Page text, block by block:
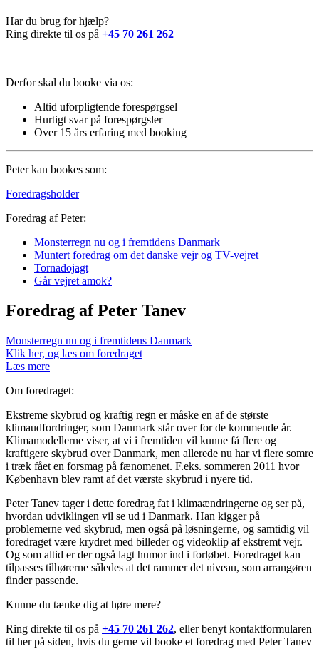
Har du brug for hjælp?
Ring direkte til os på +45 70 261 262
Derfor skal du booke via os:
Altid uforpligtende forespørgsel
Hurtigt svarpå forespørgsler
Over 15 års erfaring med booking
Peter kan bookes som:
Foredragsholder
Foredrag af Peter:
Monsterregn nu og i fremtidens Danmark
Muntert foredrag om det danske vejr og TV-vejret
Tornadojagt
Går vejret amok?
Foredrag af Peter Tanev
Monsterregn nu og i fremtidens Danmark
Klik her, og læs om foredraget
Læs mere
Om foredraget:
Ekstreme skybrud og kraftig regn er måske en af de største
klimaudfordringer, som Danmark står over for de kommende år.
Klimamodellerne viser, at vi i fremtiden vil kunne få flere og
kraftigere skybrud over Danmark, men allerede nu har vi flere somre
i træk fået en forsmag på fænomenet. F.eks. sommeren 2011 hvor
København blev ramt af det værste skybrud i nyere tid.
Peter Tanev tager i dette foredrag fat i klimaændringerne og ser på,
hvordan udviklingen vil se ud i Danmark. Han kigger på
problemerne ved skybrud, men også på løsningerne, og samtidig vil
foredraget være krydret med billeder og videoklip af ekstremt vejr.
Og som altid er der også lagt humor ind i forløbet. Foredraget kan
tilpasses tilhørerne således at det rammer det niveau, som arrangøren
finder passende.
Kunne du tænke dig at høre mere?
Ring direkte til os på +45 70 261 262, eller benyt kontaktformularen
til her på siden, hvis du gerne vil booke et foredrag med Peter Tanev